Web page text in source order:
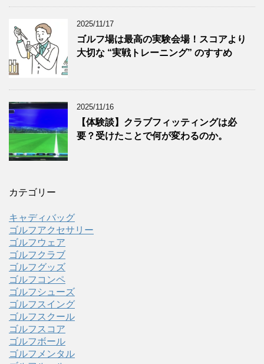
2025/11/17
ゴルフ場は最高の実験会場！スコアより
大切な “実戦トレーニング” のすすめ
2025/11/16
【体験談】クラブフィッティングは必
要？受けたことで何が変わるのか。
カテゴリー
キャディバッグ
ゴルフアクセサリー
ゴルフウェア
ゴルフクラブ
ゴルフグッズ
ゴルフコンペ
ゴルフシューズ
ゴルフスイング
ゴルフスクール
ゴルフスコア
ゴルフボール
ゴルフメンタル